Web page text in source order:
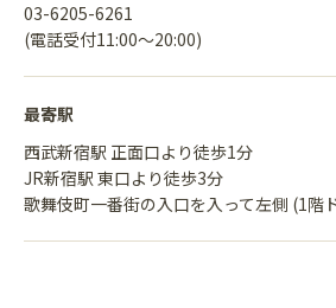
03-6205-6261
(電話受付11:00〜20:00)
最寄駅
西武新宿駅 正面口より徒歩1分
JR新宿駅 東口より徒歩3分
歌舞伎町一番街の入口を入って左側 (1階